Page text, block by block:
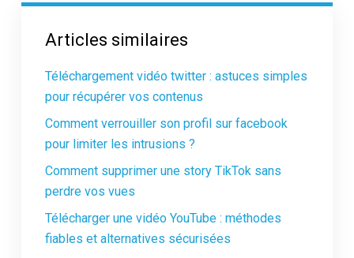
Articles similaires
Téléchargement vidéo twitter : astuces simples
pour récupérer vos contenus
Comment verrouiller son profil sur facebook
pour limiter les intrusions ?
Comment supprimer une story TikTok sans
perdre vos vues
Télécharger une vidéo YouTube : méthodes
fiables et alternatives sécurisées